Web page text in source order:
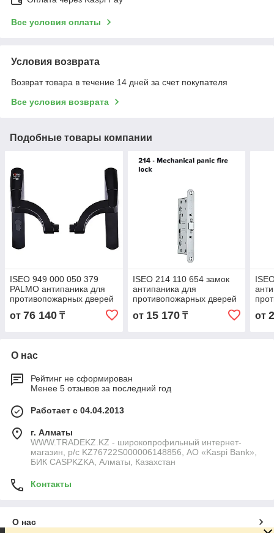
Все условия оплаты
Условия возврата
Возврат товара в течение 14 дней за счет покупателя
Все условия возврата
Подобные товары компании
ISEO 949 000 050 379
PALMO антипаника для
противопожарных дверей
4-х гранник 9 мм для
замка C/L:72 мм
от 76 140 ₸
ISEO 214 110 654 замок
антипаника для
противопожарных дверей
4-х гранник 9 мм для
замка C/L:72
от 15 170₸
мм
от
О нас
Рейтинг не сформирован
Менее 5 отзывов за последний год
Работает с 04.04.2013
г. Алматы
WWW.TRADEKZ.KZ - широкопрофильный интернет-
магазин, р/с KZ76722S000006148856, АО «Kaspi Bank»,
БИК CASPKZKA, Алматы, Казахстан
Контакты
О нас